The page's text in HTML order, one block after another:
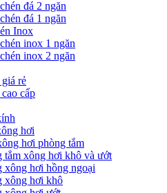
đá 2 ngăn
đá 1 ngăn
Inox
inox 1 ngăn
inox 2 ngăn
rẻ
cấp
hơi
hơi phòng tắm
tắm xông hơi khô và ướt
xông hơi hồng ngoại
xông hơi khô